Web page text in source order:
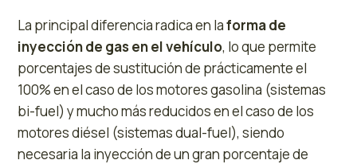
La principal diferencia radica en laforma de
inyección de gas en el vehículo, lo que permite
porcentajes de sustitución de prácticamente el
100% en el caso de los motores gasolina (sistemas
bi-fuel) y mucho más reducidos en el caso de los
motores diésel (sistemas dual-fuel), siendo
necesaria la inyección de un gran porcentaje de